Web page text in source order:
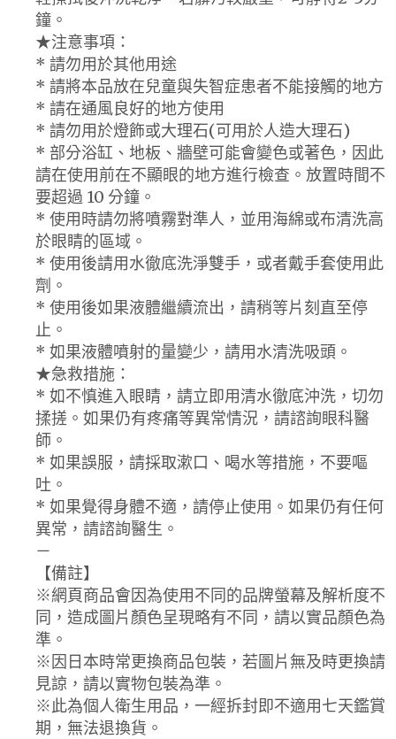
鐘。
★注意事項：
* 請勿用於其他用途
* 請將本品放在兒童與失智症患者不能接觸的地方
* 請在通風良好的地方使用
* 請勿用於燈飾或大理石(可用於人造大理石)
* 部分浴缸、地板、牆壁可能會變色或著色，因此
請在使用前在不顯眼的地方進行檢查。放置時間不
要超過 10 分鐘。
* 使用時請勿將噴霧對準人，並用海綿或布清洗高
於眼睛的區域。
* 使用後請用水徹底洗淨雙手，或者戴手套使用此
劑。
* 使用後如果液體繼續流出，請稍等片刻直至停
止。
* 如果液體噴射的量變少，請用水清洗吸頭。
★急救措施：
* 如不慎進入眼睛，請立即用清水徹底沖洗，切勿
揉搓。如果仍有疼痛等異常情況，請諮詢眼科醫
師。
* 如果誤服，請採取漱口、喝水等措施，不要嘔
吐。
* 如果覺得身體不適，請停止使用。如果仍有任何
異常，請諮詢醫生。
－
【備註】
※網頁商品會因為使用不同的品牌螢幕及解析度不
同，造成圖片顏色呈現略有不同，請以實品顏色為
準。
※因日本時常更換商品包裝，若圖片無及時更換請
見諒，請以實物包裝為準。
※此為個人衛生用品，一經拆封即不適用七天鑑賞
期，無法退換貨。